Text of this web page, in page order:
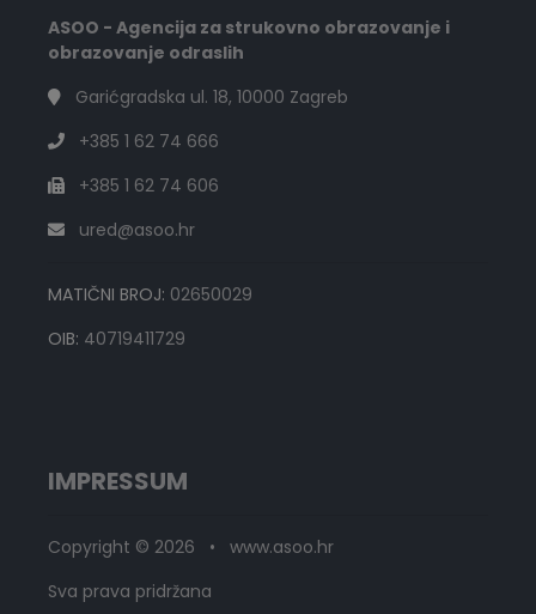
ASOO - Agencija za strukovno obrazovanje i
obrazovanje odraslih
Garićgradska ul. 18, 10000 Zagreb
+385 1 62 74 666
+385 1 62 74 606
ured@asoo.hr
MATIČNI BROJ: 02650029
OIB: 40719411729
IMPRESSUM
Copyright © 2026 • www.asoo.hr
Sva prava pridržana